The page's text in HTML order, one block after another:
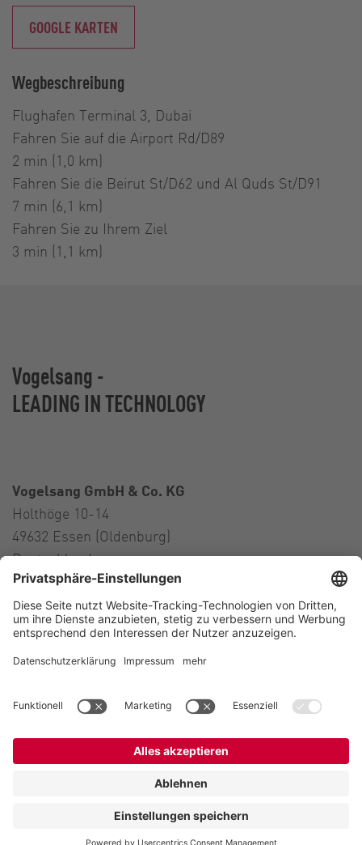
GOOGLE KARTEN
Wegbeschreibung
Flughafen Terminal 3, Dubai
Fahren Sie auf die Airport Rd/D89
2 min (1,0 km)
Fahren Sie die Beirut St/D62 und Al Quds St/D91
7 min (6,1 km)
Fahren Sie zu Ihrem Ziel
3 min (1,1 km)
Vogelsang -
LEADING IN TECHNOLOGY
Vogelsang GmbH & Co. KG
Holthöge 10-14
49632 Essen (Oldenburg)
Deutschland
Kontakt
Tel.:+49 5434 83 0
Impressum Datenschutz Hinweis